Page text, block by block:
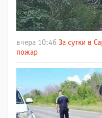
вчера 10:46 За сутки в
пожар